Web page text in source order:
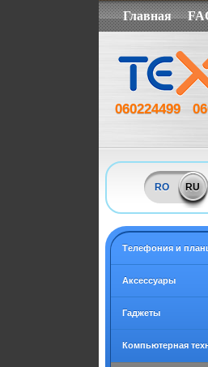
Главная
060224499
RO RU
Tелефония и
Аксессуары
Гаджеты
Компьютерная